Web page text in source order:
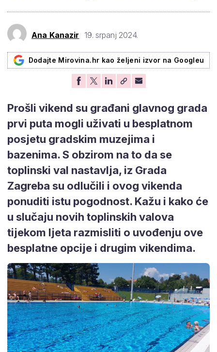
Ana Kanazir 19. srpanj 2024.
Dodajte Mirovina.hr kao željeni izvor na Googleu
Prošli vikend su građani glavnog grada
prvi puta mogli uživati u besplatnom
posjetu gradskim muzejima i
bazenima. S obzirom na to da se
toplinski val nastavlja, iz Grada
Zagreba su odlučili i ovog vikenda
ponuditi istu pogodnost. Kažu i kako će
u slučaju novih toplinskih valova
tijekom ljeta razmisliti o uvođenju ove
besplatne opcije i drugim vikendima.